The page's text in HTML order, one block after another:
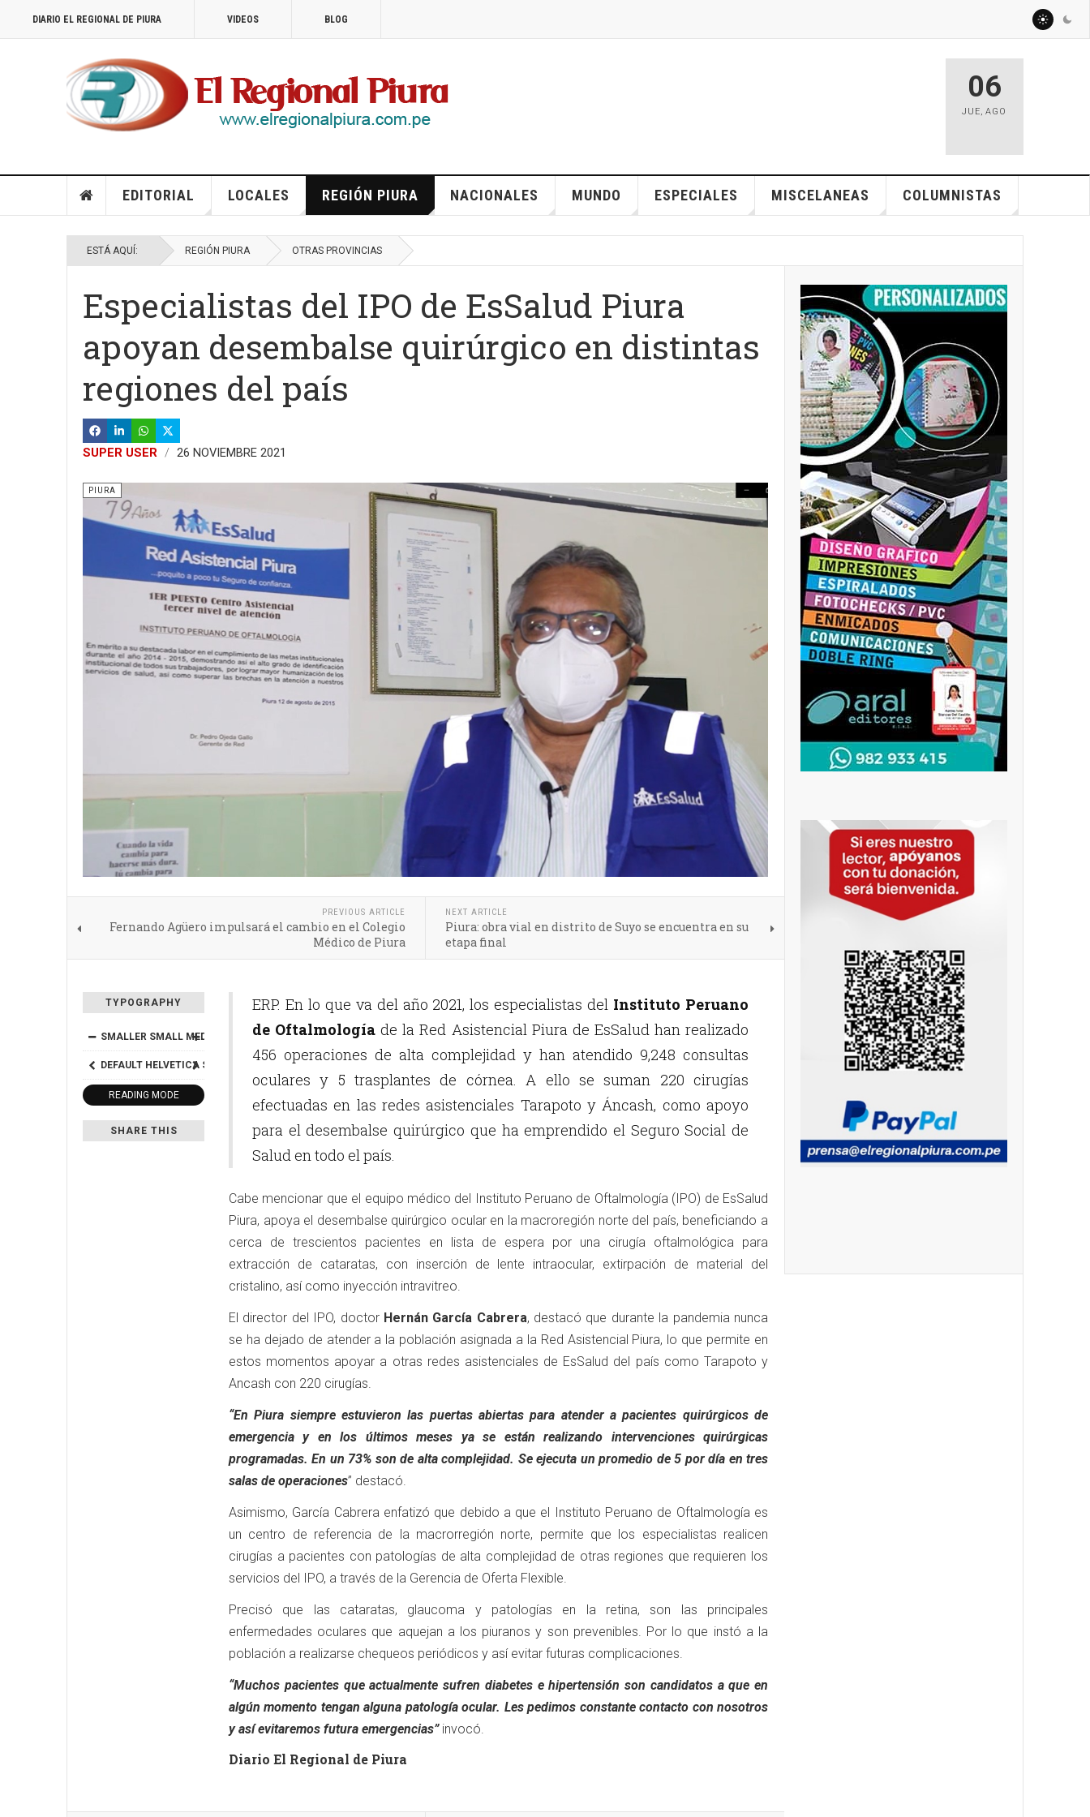
DIARIO EL REGIONAL DE PIURA VIDEOS BLOG
06
JUE,AGO
EDITORIAL LOCALES REGIÓN PIURA NACIONALES MUNDO ESPECIALES MISCELANEAS COLUMNISTAS
ESTÁ AQUÍ: REGIÓN PIURA OTRAS PROVINCIAS
Especialistas del IPO de EsSalud Piura
apoyan desembalse quirúrgico en distintas
regiones del país
SUPER USER 26 NOVIEMBRE 2021
PIURA
PREVIOUS ARTICLE
Fernando Agüero impulsará el cambio en el Colegio
Médico de Piura
NEXT ARTICLE
Piura: obra vial en distrito de Suyo se encuentra en su
etapa final
TYPOGRAPHY
SMALLER SMALL MEDIUM BIGGER
DEFAULT HELVETICA SEGOE TIMES
READING MODE
SHARE THIS
ERP. En lo que va del año 2021, los especialistas del Instituto Peruano
de Oftalmología de la Red Asistencial Piura de EsSalud han realizado
456 operaciones de alta complejidad y han atendido 9,248 consultas
oculares y 5 trasplantes de córnea. A ello se suman 220 cirugías
efectuadas en las redes asistenciales Tarapoto y Áncash, como apoyo
para el desembalse quirúrgico que ha emprendido el Seguro Social de
Salud en todo el país.
Cabe mencionar que el equipo médico del Instituto Peruano de Oftalmología (IPO) de EsSalud
Piura, apoya el desembalse quirúrgico ocular en la macroregión norte del país, beneficiando a
cerca de trescientos pacientes en lista de espera por una cirugía oftalmológica para
extracción de cataratas, con inserción de lente intraocular, extirpación de material del
cristalino, así como inyección intravitreo.
El director del IPO, doctor Hernán García Cabrera, destacó que durante la pandemia nunca
se ha dejado de atender a la población asignada a la Red Asistencial Piura, lo que permite en
estos momentos apoyar a otras redes asistenciales de EsSalud del país como Tarapoto y
Ancash con 220 cirugías.
“En Piura siempre estuvieron las puertas abiertas para atender a pacientes quirúrgicos de
emergencia y en los últimos meses ya se están realizando intervenciones quirúrgicas
programadas. En un 73% son de alta complejidad. Se ejecuta un promedio de 5 por día en tres
salas de operaciones” destacó.
Asimismo, García Cabrera enfatizó que debido a que el Instituto Peruano de Oftalmología es
un centro de referencia de la macrorregión norte, permite que los especialistas realicen
cirugías a pacientes con patologías de alta complejidad de otras regiones que requieren los
servicios del IPO, a través de la Gerencia de Oferta Flexible.
Precisó que las cataratas, glaucoma y patologías en la retina, son las principales
enfermedades oculares que aquejan a los piuranos y son prevenibles. Por lo que instó a la
población a realizarse chequeos periódicos y así evitar futuras complicaciones.
“Muchos pacientes que actualmente sufren diabetes e hipertensión son candidatos a que en
algún momento tengan alguna patología ocular. Les pedimos constante contacto con nosotros
y así evitaremos futura emergencias”invocó.
Diario El Regional de Piura